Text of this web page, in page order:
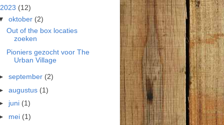
2023 (12)
oktober (2)
Out of the box locaties
zoeken
Pioniers gezocht voor The
Urban Village
september (2)
augustus (1)
juni (1)
mei (1)